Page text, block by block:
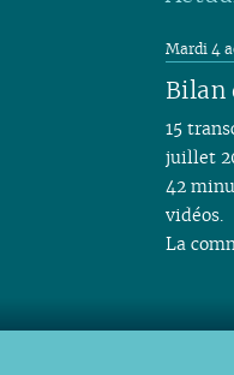
Bilan
Mardi 4
15
juillet
42
vidéos.
La